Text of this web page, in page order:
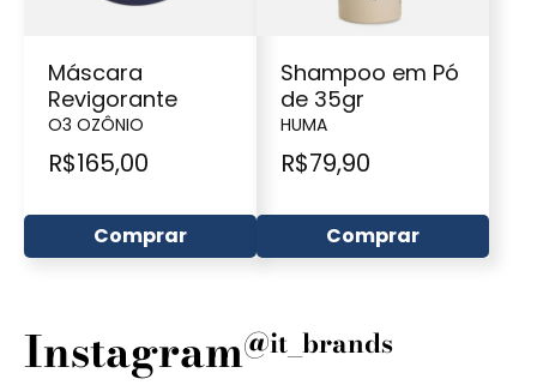
Máscara
Revigorante
O3 OZÔNIO
R$165,00
Comprar
Shampoo em Pó
de 35gr
HUMA
R$79,90
Comprar
Instagram@it_brands